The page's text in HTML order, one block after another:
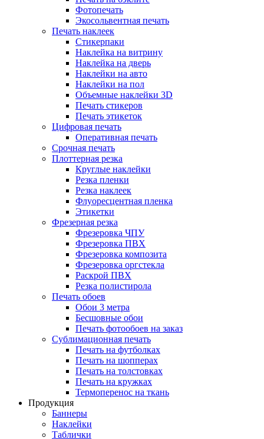
Фотопечать
Экосольвентная печать
Печать наклеек
Стикерпаки
Наклейка на витрину
Наклейка на дверь
Наклейки на авто
Наклейки на пол
Объемные наклейки 3D
Печать стикеров
Печать этикеток
Цифровая печать
Оперативная печать
Срочная печать
Плоттерная резка
Круглые наклейки
Резка пленки
Резка наклеек
Флуоресцентная пленка
Этикетки
Фрезерная резка
Фрезеровка ЧПУ
Фрезеровка ПВХ
Фрезеровка композита
Фрезеровка оргстекла
Раскрой ПВХ
Резка полистирола
Печать обоев
Обои 3 метра
Бесшовные обои
Печать фотообоев на заказ
Сублимационная печать
Печать на футболках
Печать на шопперах
Печать на толстовках
Печать на кружках
Термоперенос на ткань
Продукция
Баннеры
Наклейки
Таблички